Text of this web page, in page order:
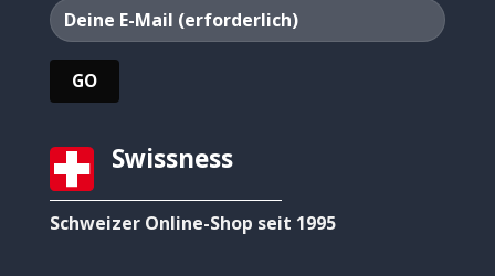
Swissness
Schweizer Online-Shop seit 1995